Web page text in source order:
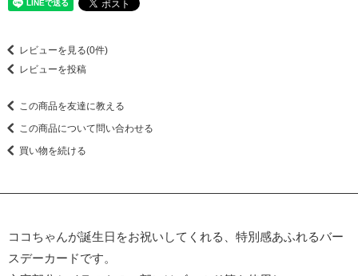
レビューを見る(0件)
レビューを投稿
この商品を友達に教える
この商品について問い合わせる
買い物を続ける
ココちゃんが誕生日をお祝いしてくれる、特別感あふれるバー
スデーカードです。